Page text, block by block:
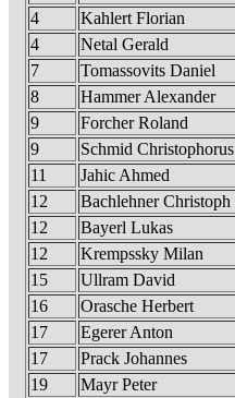
4
Kahlert Florian
4
Netal Gerald
7
Tomassovits Daniel
8
Hammer Alexander
9
Forcher Roland
9
Schmid Christophorus
11
Jahic Ahmed
12
Bachlehner Christoph
12
Bayerl Lukas
12
Krempssky Milan
15
Ullram David
16
Orasche Herbert
17
Egerer Anton
17
Prack Johannes
19
Mayr Peter